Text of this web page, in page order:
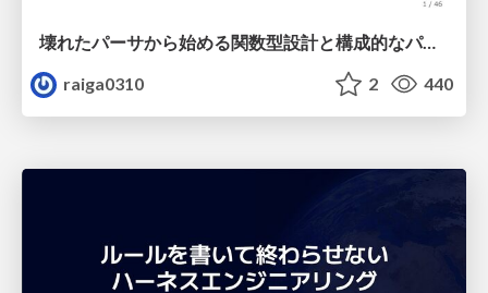
壊れたパーサから始める関数型設計と構成的なパーサ #fp_matsuri
raiga0310
2 440